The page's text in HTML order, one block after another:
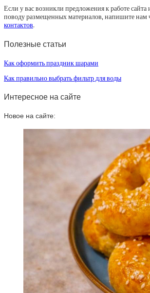
Если у вас возникли предложения к работе
поводу размещенных материалов, напишите нам
контактов.
Полезные статьи
Как оформить праздник шарами
Как правильно выбрать фильтр для воды
Интересное на сайте
Новое на сайте: